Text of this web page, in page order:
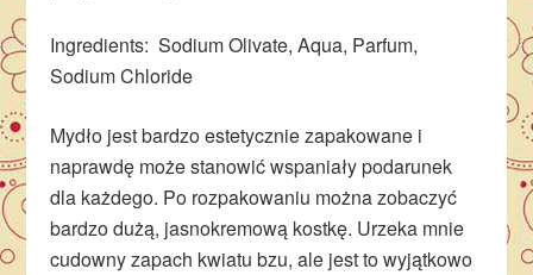
Ingredients: Sodium Olivate, Aqua, Parfum,
Sodium Chloride
Mydło jest bardzo estetycznie zapakowane i
naprawdę może stanowić wspaniały podarunek
dla każdego. Po rozpakowaniu można zobaczyć
bardzo dużą, jasnokremową kostkę. Urzeka mnie
cudowny zapach kwiatu bzu, ale jest to wyjątkowo